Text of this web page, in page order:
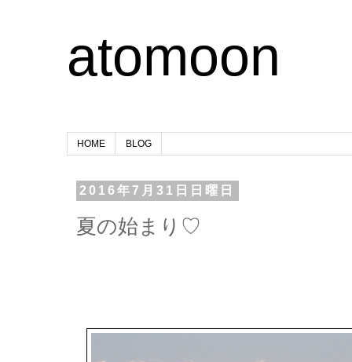
atomoon
HOME BLOG
2016年7月31日日曜日
夏の始まり♡